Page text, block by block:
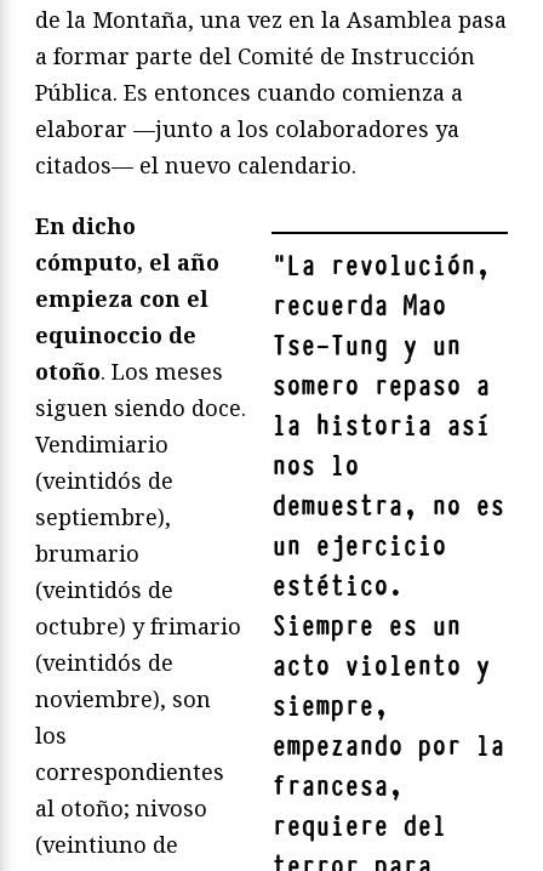
de la Montaña, una vez en la Asamblea pasa
a formar parte del Comité de Instrucción
Pública. Es entonces cuando comienza a
elaborar —junto a los colaboradores ya
citados— el nuevo calendario.
"La revolución,
recuerda Mao
Tse-Tung y un
somero repaso a
la historia así
nos lo
demuestra, no es
un ejercicio
estético.
Siempre es un
acto violento y
siempre,
empezando por la
francesa,
requiere del
En dicho
cómputo, el año
empieza con el
equinoccio de
otoño. Los meses
siguen siendo doce.
Vendimiario
(veintidós de
septiembre),
brumario
(veintidós de
octubre) y frimario
(veintidós de
noviembre), son
los
correspondientes
al otoño; nivoso
(veintiuno de